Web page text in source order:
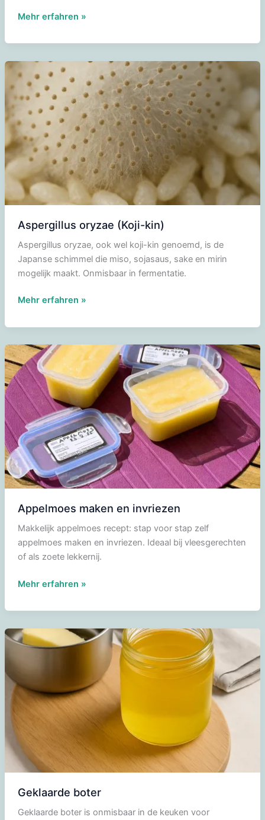
Rijstkoji
Mehr erfahren »
Aspergillus oryzae (Koji-kin)
Aspergillus oryzae, ook wel koji-kin genoemd, is de
Japanse schimmel die miso, sojasaus, sake en mirin
mogelijk maakt. Onmisbaar in fermentatie.
Aspergillus
(Koji-
kin)
Mehr erfahren »
Appelmoes maken en invriezen
Makkelijk appelmoes recept: stap voor stap zelf
appelmoes maken en invriezen. Ideaal bij vleesgerechten
of als zoete lekkernij.
Appelmoes
en
invriezen
Mehr erfahren »
Geklaarde boter
Geklaarde boter is onmisbaar in de keuken voor